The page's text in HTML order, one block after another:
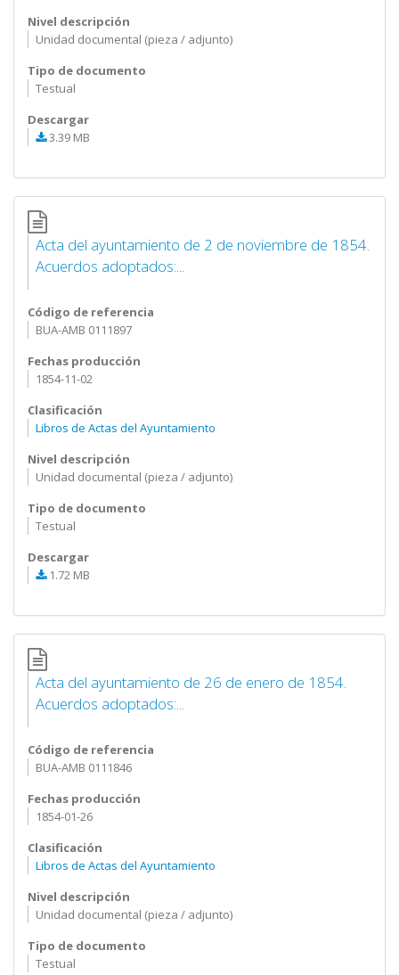
Nivel descripción
Unidad documental (pieza / adjunto)
Tipo de documento
Testual
Descargar
3.39 MB
Acta del ayuntamiento de 2 de noviembre de 1854.
Acuerdos adoptados:...
Código de referencia
BUA-AMB 0111897
Fechas producción
1854-11-02
Clasificación
Libros de Actas del Ayuntamiento
Nivel descripción
Unidad documental (pieza / adjunto)
Tipo de documento
Testual
Descargar
1.72 MB
Acta del ayuntamiento de 26 de enero de 1854.
Acuerdos adoptados:...
Código de referencia
BUA-AMB 0111846
Fechas producción
1854-01-26
Clasificación
Libros de Actas del Ayuntamiento
Nivel descripción
Unidad documental (pieza / adjunto)
Tipo de documento
Testual